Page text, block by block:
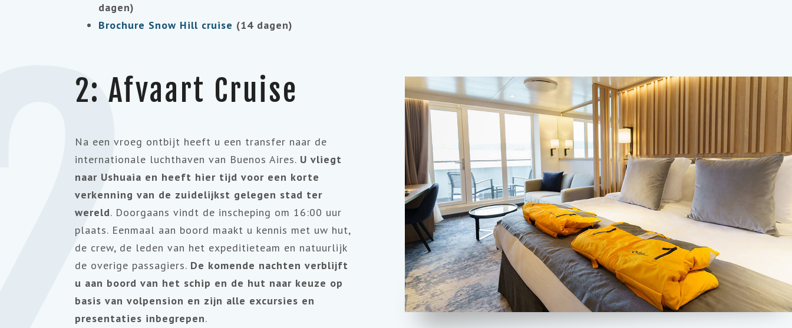
dagen)
Brochure Snow Hill cruise (14 dagen)
2: Afvaart Cruise
Na een vroeg ontbijt heeft u een transfer naar de
internationale luchthaven van Buenos Aires. U vliegt
naar Ushuaia en heeft hier tijd voor een korte
verkenning van de zuidelijkst gelegen stad ter
wereld. Doorgaans vindt de inscheping om 16:00 uur
plaats. Eenmaal aan boord maakt u kennis met uw hut,
de crew, de leden van het expeditieteam en natuurlijk
de overige passagiers. De komende nachten verblijft
u aan boord van het schip en de hut naar keuze op
basis van volpension en zijn alle excursies en
presentaties inbegrepen.